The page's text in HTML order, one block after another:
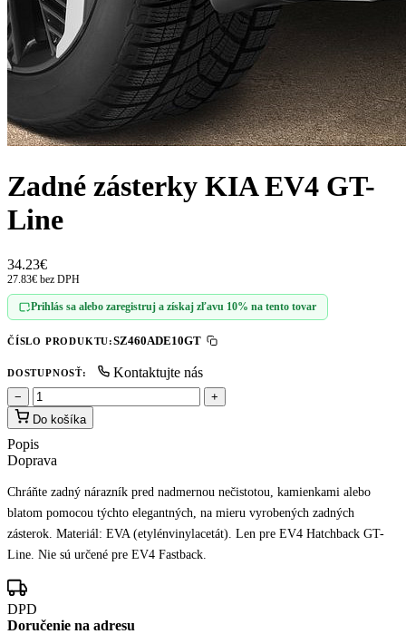
Zadné zásterky KIA EV4 GT-
Line
34.23€
27.83€ bez DPH
Prihlás sa alebo zaregistruj a získaj zľavu 10% na tento tovar
ČÍSLO PRODUKTU:SZ460ADE10GT
DOSTUPNOSŤ: Kontaktujte nás
−
+
Do košíka
Popis
Doprava
Chráňte zadný nárazník pred nadmernou nečistotou, kamienkami alebo
blatom pomocou týchto elegantných, na mieru vyrobených zadných
zásterok. Materiál: EVA (etylénvinylacetát). Len pre EV4 Hatchback GT-
Line. Nie sú určené pre EV4 Fastback.
DPD
Doručenie na adresu